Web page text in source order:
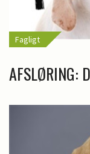
Fagligt
AFSLØRING: